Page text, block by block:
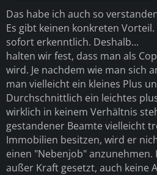
Das habe ich auch so
Es gibt keinen konkreten
sofort erkenntlich. Deshalb...
halten wir fest, dass man als
wird. Je nachdem wie man sich
man vielleicht ein kleines Plus
Durchschnittlich ein leichtes
wirklich in keinem Verhältnis
gestandener Beamte vielleicht
Immobilien besitzen, wird er
einen "Nebenjob"
außer Kraft gesetzt, auch keine